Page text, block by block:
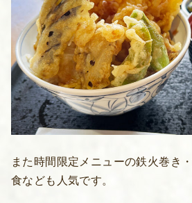
また時間限定メニューの鉄火巻き
食なども人気です。